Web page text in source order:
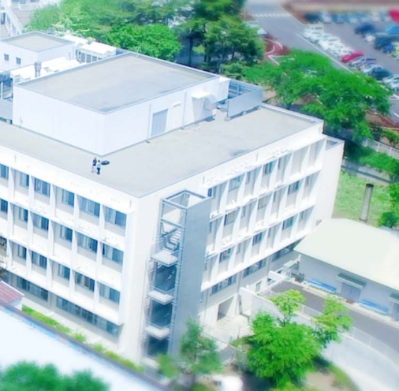
募集要項
インターンシップ（看護）
インターンシップ（介護）